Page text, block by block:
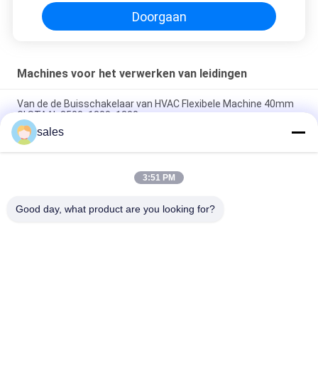
Doorgaan
Machines voor het verwerken van leidingen
Van de de Buisschakelaar van HVAC Flexibele Machine 40mm
GI STAAL 3500x1300x1300mm
CE Flexible Duct Connector Machine For Hvac Industry Air Duct
Connector Joint
Flexibele de Productie Autolijn van de buisschakelaar,
sales
3:51 PM
Good day, what product are you looking for?